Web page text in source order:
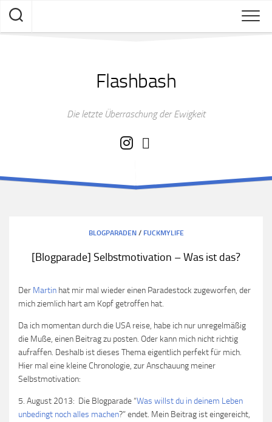
Skip
content
Flashbash
Die letzte Überraschung der Ewigkeit
BLOGPARADEN/ FUCKMYLIFE
[Blogparade] Selbstmotivation – Was ist das?
Der Martin hat mir mal wieder einen Paradestock zugeworfen, der
mich ziemlich hart am Kopf getroffen hat.
Da ich momentan durch die USA reise, habe ich nur unregelmäßig
die Muße, einen Beitrag zu posten. Oder kann mich nicht richtig
aufraffen. Deshalb ist dieses Thema eigentlich perfekt für mich.
Hier mal eine kleine Chronologie, zur Anschauung meiner
Selbstmotivation:
5. August 2013: Die Blogparade “Was willst du in deinem Leben
unbedingt noch alles machen?” endet. Mein Beitrag ist eingereicht,